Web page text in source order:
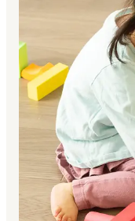
地域から探す
マイページ
閲覧履歴
お気に入り
見学日記